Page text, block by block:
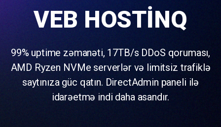
VEB HOSTİNQ
99% uptime zəmanəti, 17TB/s DDoS qoruması,
AMD Ryzen NVMe serverlər və limitsiz trafiklə
saytınıza güc qatın. DirectAdmin paneli ilə
idarəetmə indi daha asandır.